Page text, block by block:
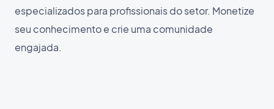
especializados para profissionais do setor. Monetize
seu conhecimento e crie uma comunidade
engajada.